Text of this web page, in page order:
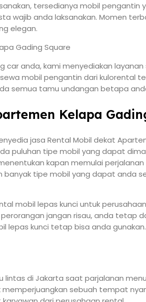
tersedianya mobil
wajib anda laksanakan. Momen
elegan.
car anda, kami menyediakan
mobil pengantin dari kulorental
semua tamu undangan betapa
Kelapa
jasa Rental Mobil dekat
puluhan tipe mobil yang dapat
kapan memulai
tipe mobil yang dapat anda
mobil lepas kunci untuk
jangan risau, anda tetap
lepas kunci tetap bisa anda gunakan.
lintas di Jakarta saat parjalanan
sebuah tempat